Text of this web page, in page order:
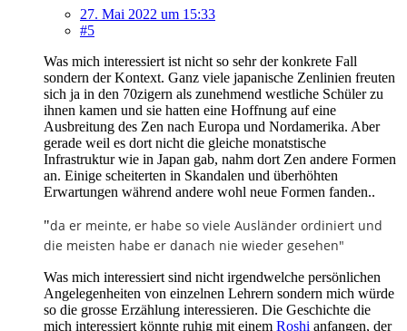
27. Mai 2022 um 15:33
#5
Was mich interessiert ist nicht so sehr der konkrete Fall
sondern der Kontext. Ganz viele japanische Zenlinien freuten
sich ja in den 70zigern als zunehmend westliche Schüler zu
ihnen kamen und sie hatten eine Hoffnung auf eine
Ausbreitung des Zen nach Europa und Nordamerika. Aber
gerade weil es dort nicht die gleiche monatstische
Infrastruktur wie in Japan gab, nahm dort Zen andere Formen
an. Einige scheiterten in Skandalen und überhöhten
Erwartungen während andere wohl neue Formen fanden..
"da er meinte, er habe so viele Ausländer ordiniert und
die meisten habe er danach nie wieder gesehen"
Was mich interessiert sind nicht irgendwelche persönlichen
Angelegenheiten von einzelnen Lehrern sondern mich würde
so die grosse Erzählung interessieren. Die Geschichte die
mich interessiert könnte ruhig mit einem Roshi anfangen, der